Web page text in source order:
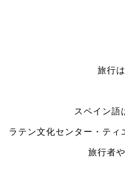
旅行
スペイン語
ラテン文化センター・ティ
旅行者